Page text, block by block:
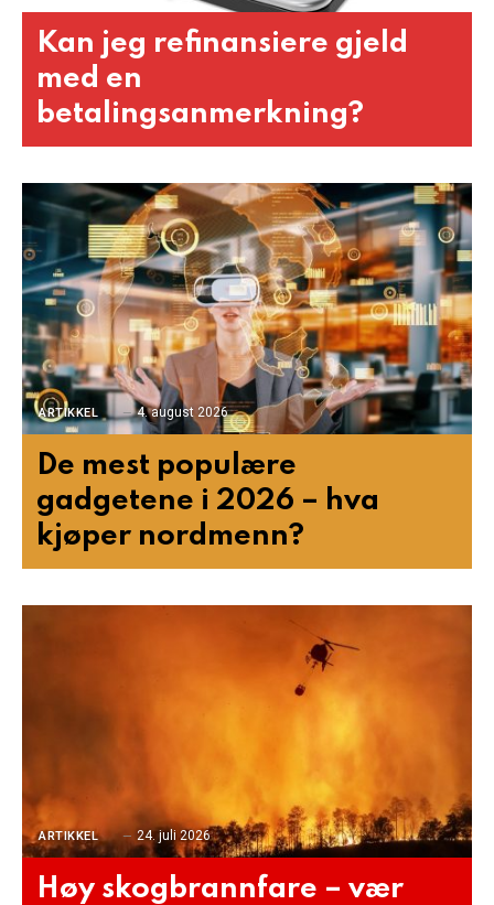
Kan jeg refinansiere gjeld
med en
betalingsanmerkning?
ARTIKKEL 4. august 2026
De mest populære
gadgetene i 2026 – hva
kjøper nordmenn?
ARTIKKEL 24. juli 2026
Høy skogbrannfare – vær